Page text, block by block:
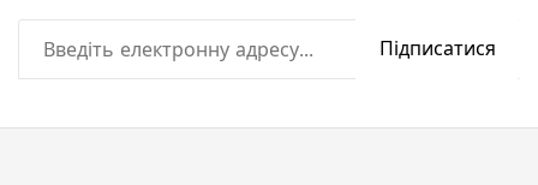
Підписатися